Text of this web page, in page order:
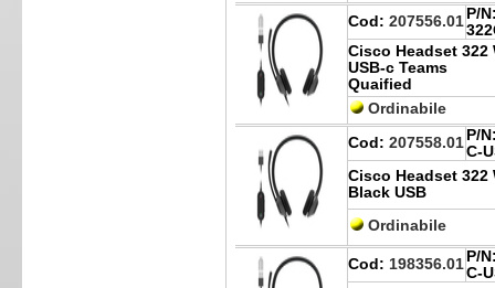
Cod: 207556.01 P/
Cisco Headset 322
USB-c Teams
Quaified
Ordinabile
Cod: 207558.01 P/
C-
Cisco Headset 322
Black USB
Ordinabile
Cod: 198356.01 P/
C-